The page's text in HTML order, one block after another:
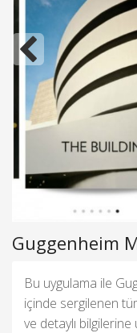
Guggenheim
Bu uygulama ile
içinde sergilenen
ve detaylı